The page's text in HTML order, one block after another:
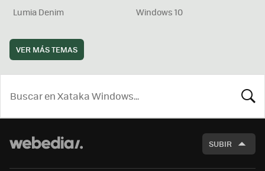
Lumia Denim
Windows 10
VER MÁS TEMAS
SUBIR